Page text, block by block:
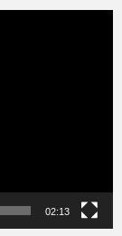
02:13